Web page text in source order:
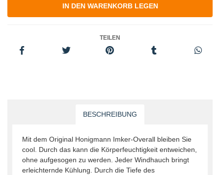
TEILEN
BESCHREIBUNG
Mit dem Original Honigmann Imker-Overall blei­ben Sie
cool. Durch das kann die Körper­feuchtigkeit entweichen,
ohne aufgesogen zu werden. Jeder Windhauch bringt
erleichternde Kühlung. Durch die Tiefe des